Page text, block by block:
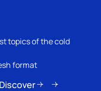
topics of the cold
format
Discover